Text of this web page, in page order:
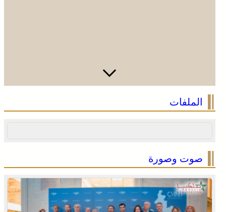
الملفات
صوت وصورة